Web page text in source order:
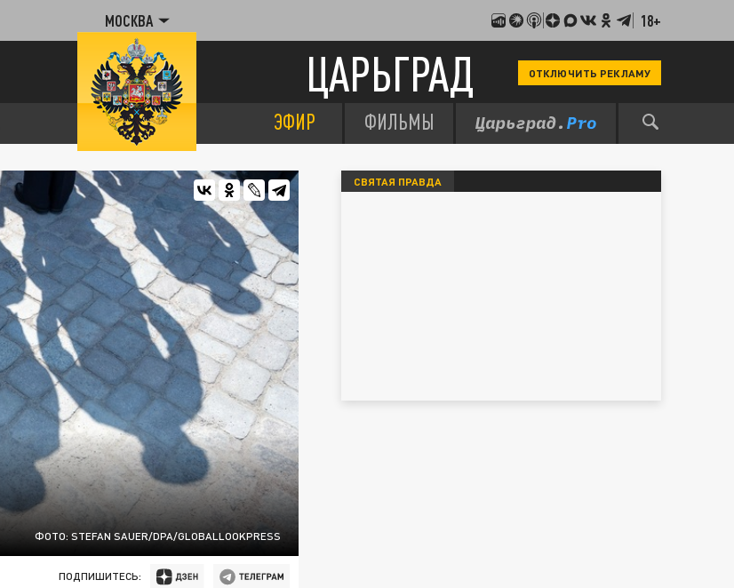
МОСКВА 18+
ЦАРЬГРАД ОТКЛЮЧИТЬ РЕКЛАМУ
ЭФИР ФИЛЬМЫ
ФОТО: STEFAN SAUER/DPA/GLOBALLOOKPRESS
ПОДПИШИТЕСЬ:
СВЯТАЯ ПРАВДА